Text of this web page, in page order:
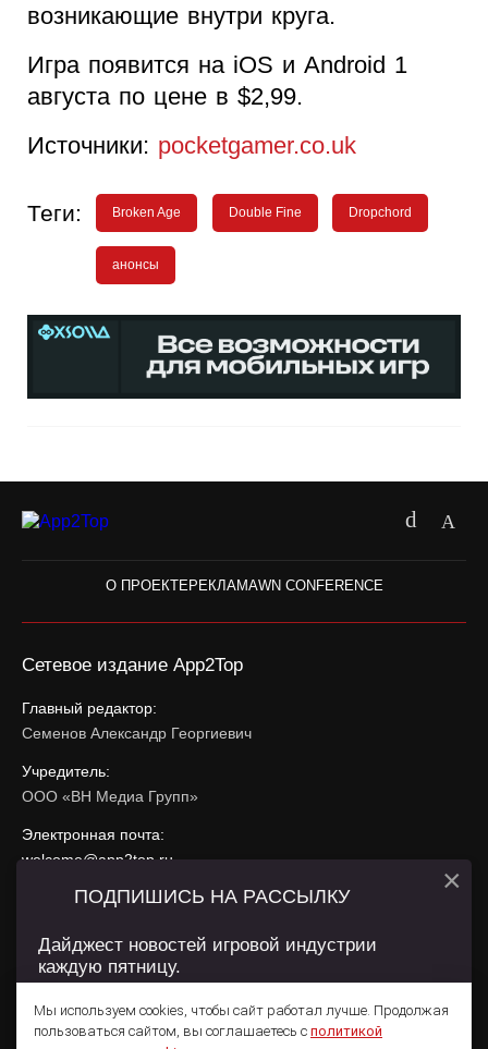
возникающие внутри круга.
Игра появится на iOS и Android 1
августа по цене в $2,99.
Источники: pocketgamer.co.uk
Теги: Broken Age Double Fine Dropchord
анонсы
О ПРОЕКТЕ РЕКЛАМАWN CONFERENCE
Сетевое издание App2Top
Главный редактор:
Семенов Александр Георгиевич
Учредитель:
ООО «ВН Медиа Групп»
Электронная почта:
welcome@app2top.ru
При использовании материалов активная ссылка на
Сайт использует IP адреса, cookie, данные геолокации
использования содержатся вПолитике конфиденциальностии
Пользовательском соглашении .
Мы используем cookies, чтобы сайт работал лучше. Продолжая
пользоваться сайтом, вы соглашаетесь с политикой
ПОДПИШИСЬ НА РАССЫЛКУ
Дайджест новостей игровой индустрии
каждую пятницу.
×